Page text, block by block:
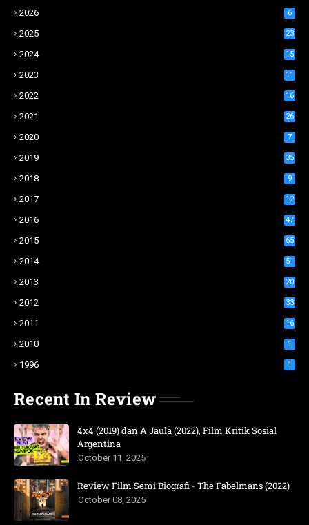
2026 6
2025 23
2024 15
2023 11
2022 16
2021 26
2020 7
2019 35
2018 9
2017 12
2016 47
2015 65
2014 51
2013 20
2012 33
2011 16
2010 1
1996 1
Recent In Review
4x4 (2019) dan A Jaula (2022), Film Kritik Sosial
Argentina
October 11, 2025
Review Film Semi Biografi - The Fabelmans (2022)
October 08, 2025